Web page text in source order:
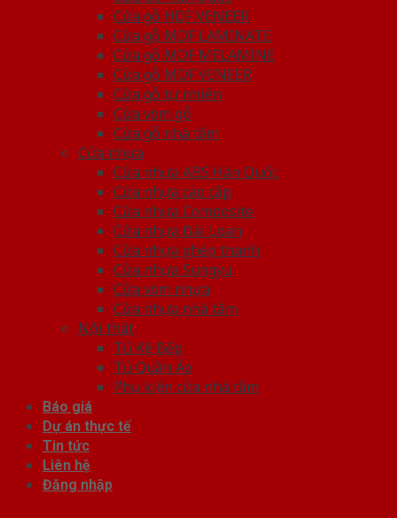
Cửa gỗ HDF VENEER
Cửa gỗ MDF LAMINATE
Cửa gỗ MDF MELAMINE
Cửa gỗ MDF VENEER
Cửa gỗ tự nhiên
Cửa vòm gỗ
Cửa gỗ nhà tắm
Cửa nhựa
Cửa nhựa ABS Hàn Quốc
Cửa nhựa cao cấp
Cửa nhựa Composite
Cửa nhựa Đài Loan
Cửa nhựa ghép thanh
Cửa nhựa Sungyu
Cửa vòm nhựa
Cửa nhựa nhà tắm
Nội thất
Tủ Kệ Bếp
Tủ Quần Áo
Phụ kiện cửa nhà tắm
Báo giá
Dự án thực tế
Tin tức
Liên hệ
Đăng nhập